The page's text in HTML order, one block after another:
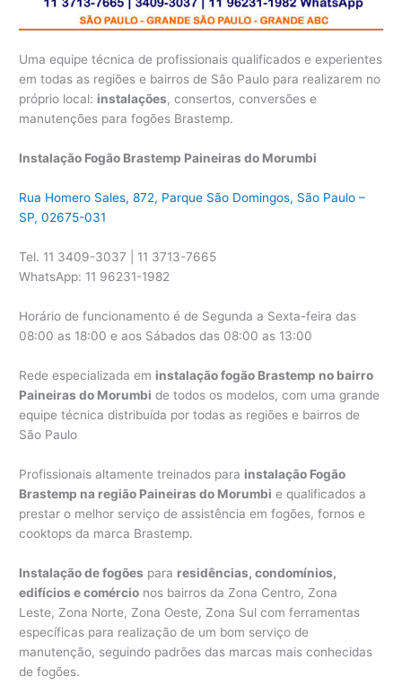
Uma equipe técnica de profissionais qualificados e experientes
em todas as regiões e bairros de São Paulo para realizarem no
próprio local: instalações, consertos, conversões e
manutenções para fogões Brastemp.
Instalação Fogão Brastemp Paineiras do Morumbi
Rua Homero Sales, 872, Parque São Domingos, São Paulo –
SP, 02675-031
Tel. 11 3409-3037 | 11 3713-7665
WhatsApp: 11 96231-1982
Horário de funcionamento é de Segunda a Sexta-feira das
08:00 as 18:00 e aos Sábados das 08:00 as 13:00
Rede especializada em instalação fogão Brastemp no bairro
Paineiras do Morumbi de todos os modelos, com uma grande
equipe técnica distribuída por todas as regiões e bairros de
São Paulo
Profissionais altamente treinados para instalação Fogão
Brastemp na região Paineiras do Morumbi e qualificados a
prestar o melhor serviço de assistência em fogões, fornos e
cooktops da marca Brastemp.
Instalação de fogões para residências, condomínios,
edifícios e comércio nos bairros da Zona Centro, Zona
Leste, Zona Norte, Zona Oeste, Zona Sul com ferramentas
específicas para realização de um bom serviço de
manutenção, seguindo padrões das marcas mais conhecidas
de fogões.